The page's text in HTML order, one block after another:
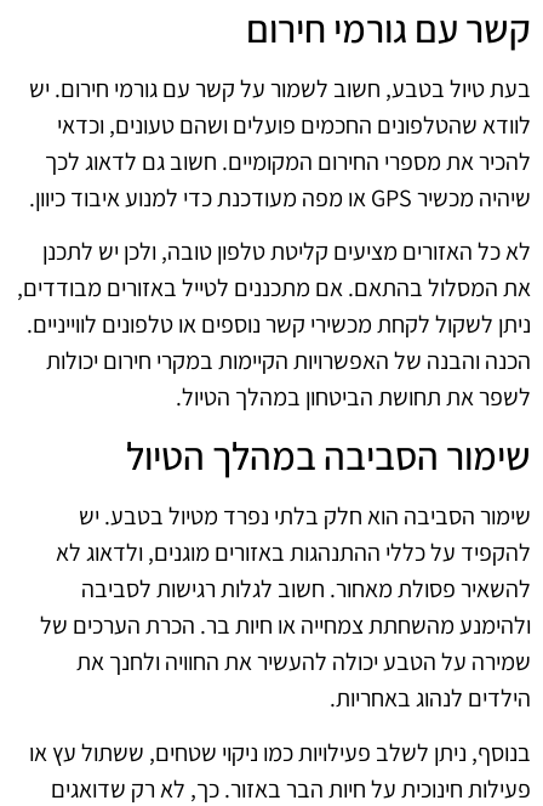
קשר עם גורמי חירום
בעת טיול בטבע, חשוב לשמור על קשר עם גורמי חירום. יש
לוודא שהטלפונים החכמים פועלים ושהם טעונים, וכדאי
להכיר את מספרי החירום המקומיים. חשוב גם לדאוג לכך
שיהיה מכשיר GPS או מפה מעודכנת כדי למנוע איבוד כיוון.
לא כל האזורים מציעים קליטת טלפון טובה, ולכן יש לתכנן
את המסלול בהתאם. אם מתכננים לטייל באזורים מבודדים,
ניתן לשקול לקחת מכשירי קשר נוספים או טלפונים לווייניים.
הכנה והבנה של האפשרויות הקיימות במקרי חירום יכולות
לשפר את תחושת הביטחון במהלך הטיול.
שימור הסביבה במהלך הטיול
שימור הסביבה הוא חלק בלתי נפרד מטיול בטבע. יש
להקפיד על כללי ההתנהגות באזורים מוגנים, ולדאוג לא
להשאיר פסולת מאחור. חשוב לגלות רגישות לסביבה
ולהימנע מהשחתת צמחייה או חיות בר. הכרת הערכים של
שמירה על הטבע יכולה להעשיר את החוויה ולחנך את
הילדים לנהוג באחריות.
בנוסף, ניתן לשלב פעילויות כמו ניקוי שטחים, ששתול עץ או
פעילות חינוכית על חיות הבר באזור. כך, לא רק שדואגים